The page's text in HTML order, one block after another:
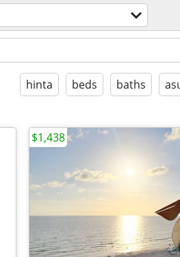
hinta beds baths
$1,438